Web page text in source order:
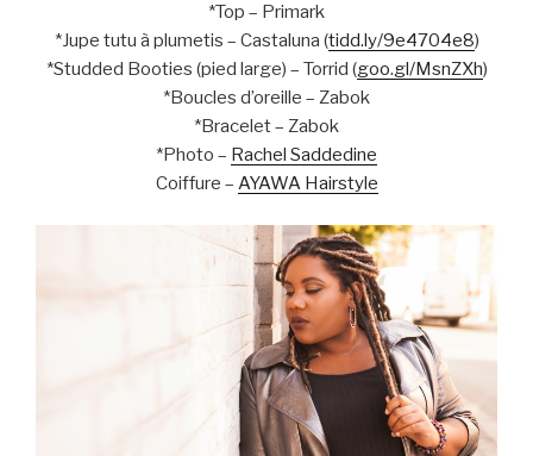
*Top – Primark
*Jupe tutu à plumetis – Castaluna (tidd.ly/9e4704e8)
*Studded Booties (pied large) – Torrid (goo.gl/MsnZXh)
*Boucles d’oreille – Zabok
*Bracelet – Zabok
*Photo – Rachel Saddedine
Coiffure – AYAWA Hairstyle